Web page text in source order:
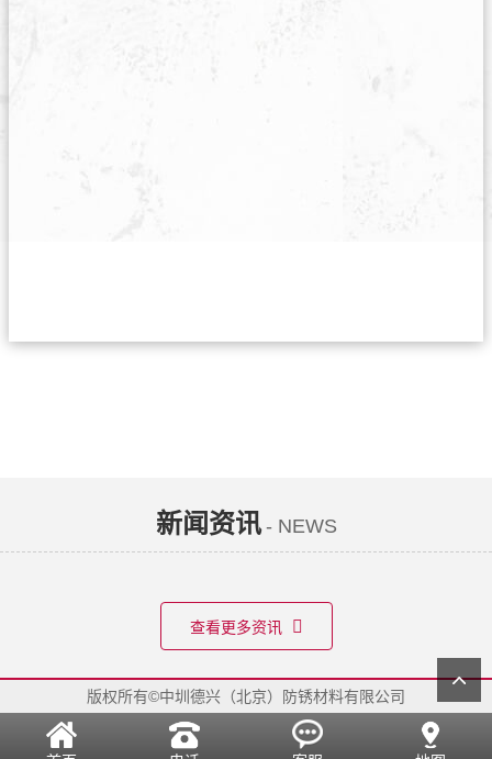
新闻资讯 - NEWS
查看更多资讯
版权所有©中圳德兴（北京）防锈材料有限公司